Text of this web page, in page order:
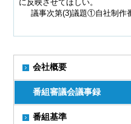
に反映させてほしい。
議事次第(3)議題①自社制作
会社概要
番組審議会議事録
番組基準